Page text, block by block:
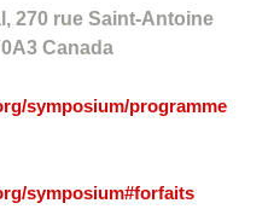
270 rue Saint-Antoine
Canada
symposium/programme
symposium#forfaits